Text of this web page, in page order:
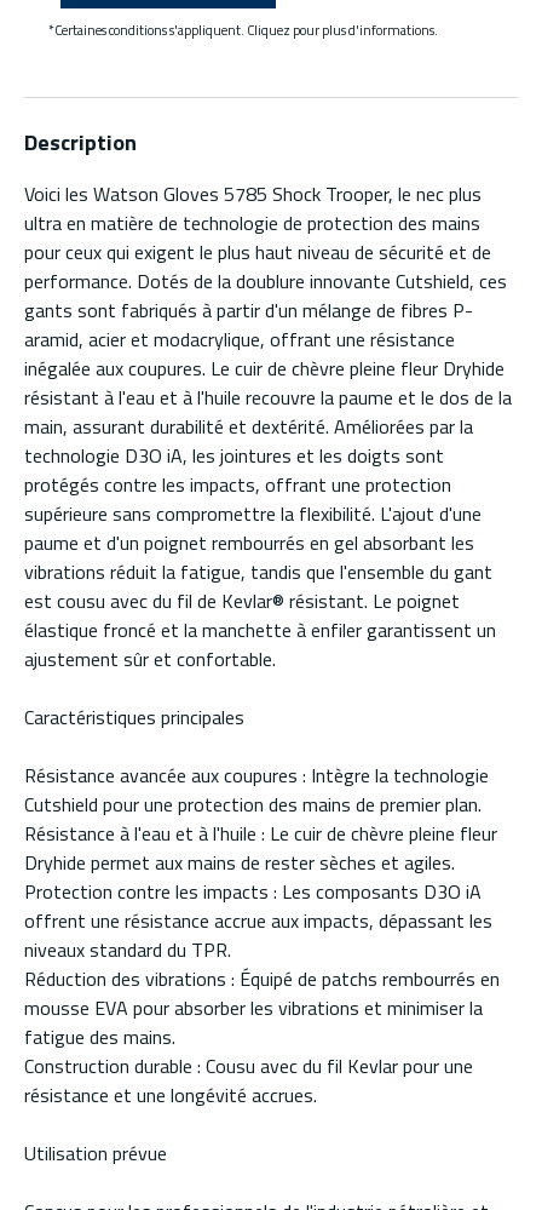
*Certaines conditions s'appliquent. Cliquez pour plus d'informations.
Description
Voici les Watson Gloves 5785 Shock Trooper, le nec plus
ultra en matière de technologie de protection des mains
pour ceux qui exigent le plus haut niveau de sécurité et de
performance. Dotés de la doublure innovante Cutshield, ces
gants sont fabriqués à partir d'un mélange de fibres P-
aramid, acier et modacrylique, offrant une résistance
inégalée aux coupures. Le cuir de chèvre pleine fleur Dryhide
résistant à l'eau et à l'huile recouvre la paume et le dos de la
main, assurant durabilité et dextérité. Améliorées par la
technologie D3O iA, les jointures et les doigts sont
protégés contre les impacts, offrant une protection
supérieure sans compromettre la flexibilité. L'ajout d'une
paume et d'un poignet rembourrés en gel absorbant les
vibrations réduit la fatigue, tandis que l'ensemble du gant
est cousu avec du fil de Kevlar® résistant. Le poignet
élastique froncé et la manchette à enfiler garantissent un
ajustement sûr et confortable.
Caractéristiques principales
Résistance avancée aux coupures : Intègre la technologie
Cutshield pour une protection des mains de premier plan.
Résistance à l'eau et à l'huile : Le cuir de chèvre pleine fleur
Dryhide permet aux mains de rester sèches et agiles.
Protection contre les impacts : Les composants D3O iA
offrent une résistance accrue aux impacts, dépassant les
niveaux standard du TPR.
Réduction des vibrations : Équipé de patchs rembourrés en
mousse EVA pour absorber les vibrations et minimiser la
fatigue des mains.
Construction durable : Cousu avec du fil Kevlar pour une
résistance et une longévité accrues.
Utilisation prévue